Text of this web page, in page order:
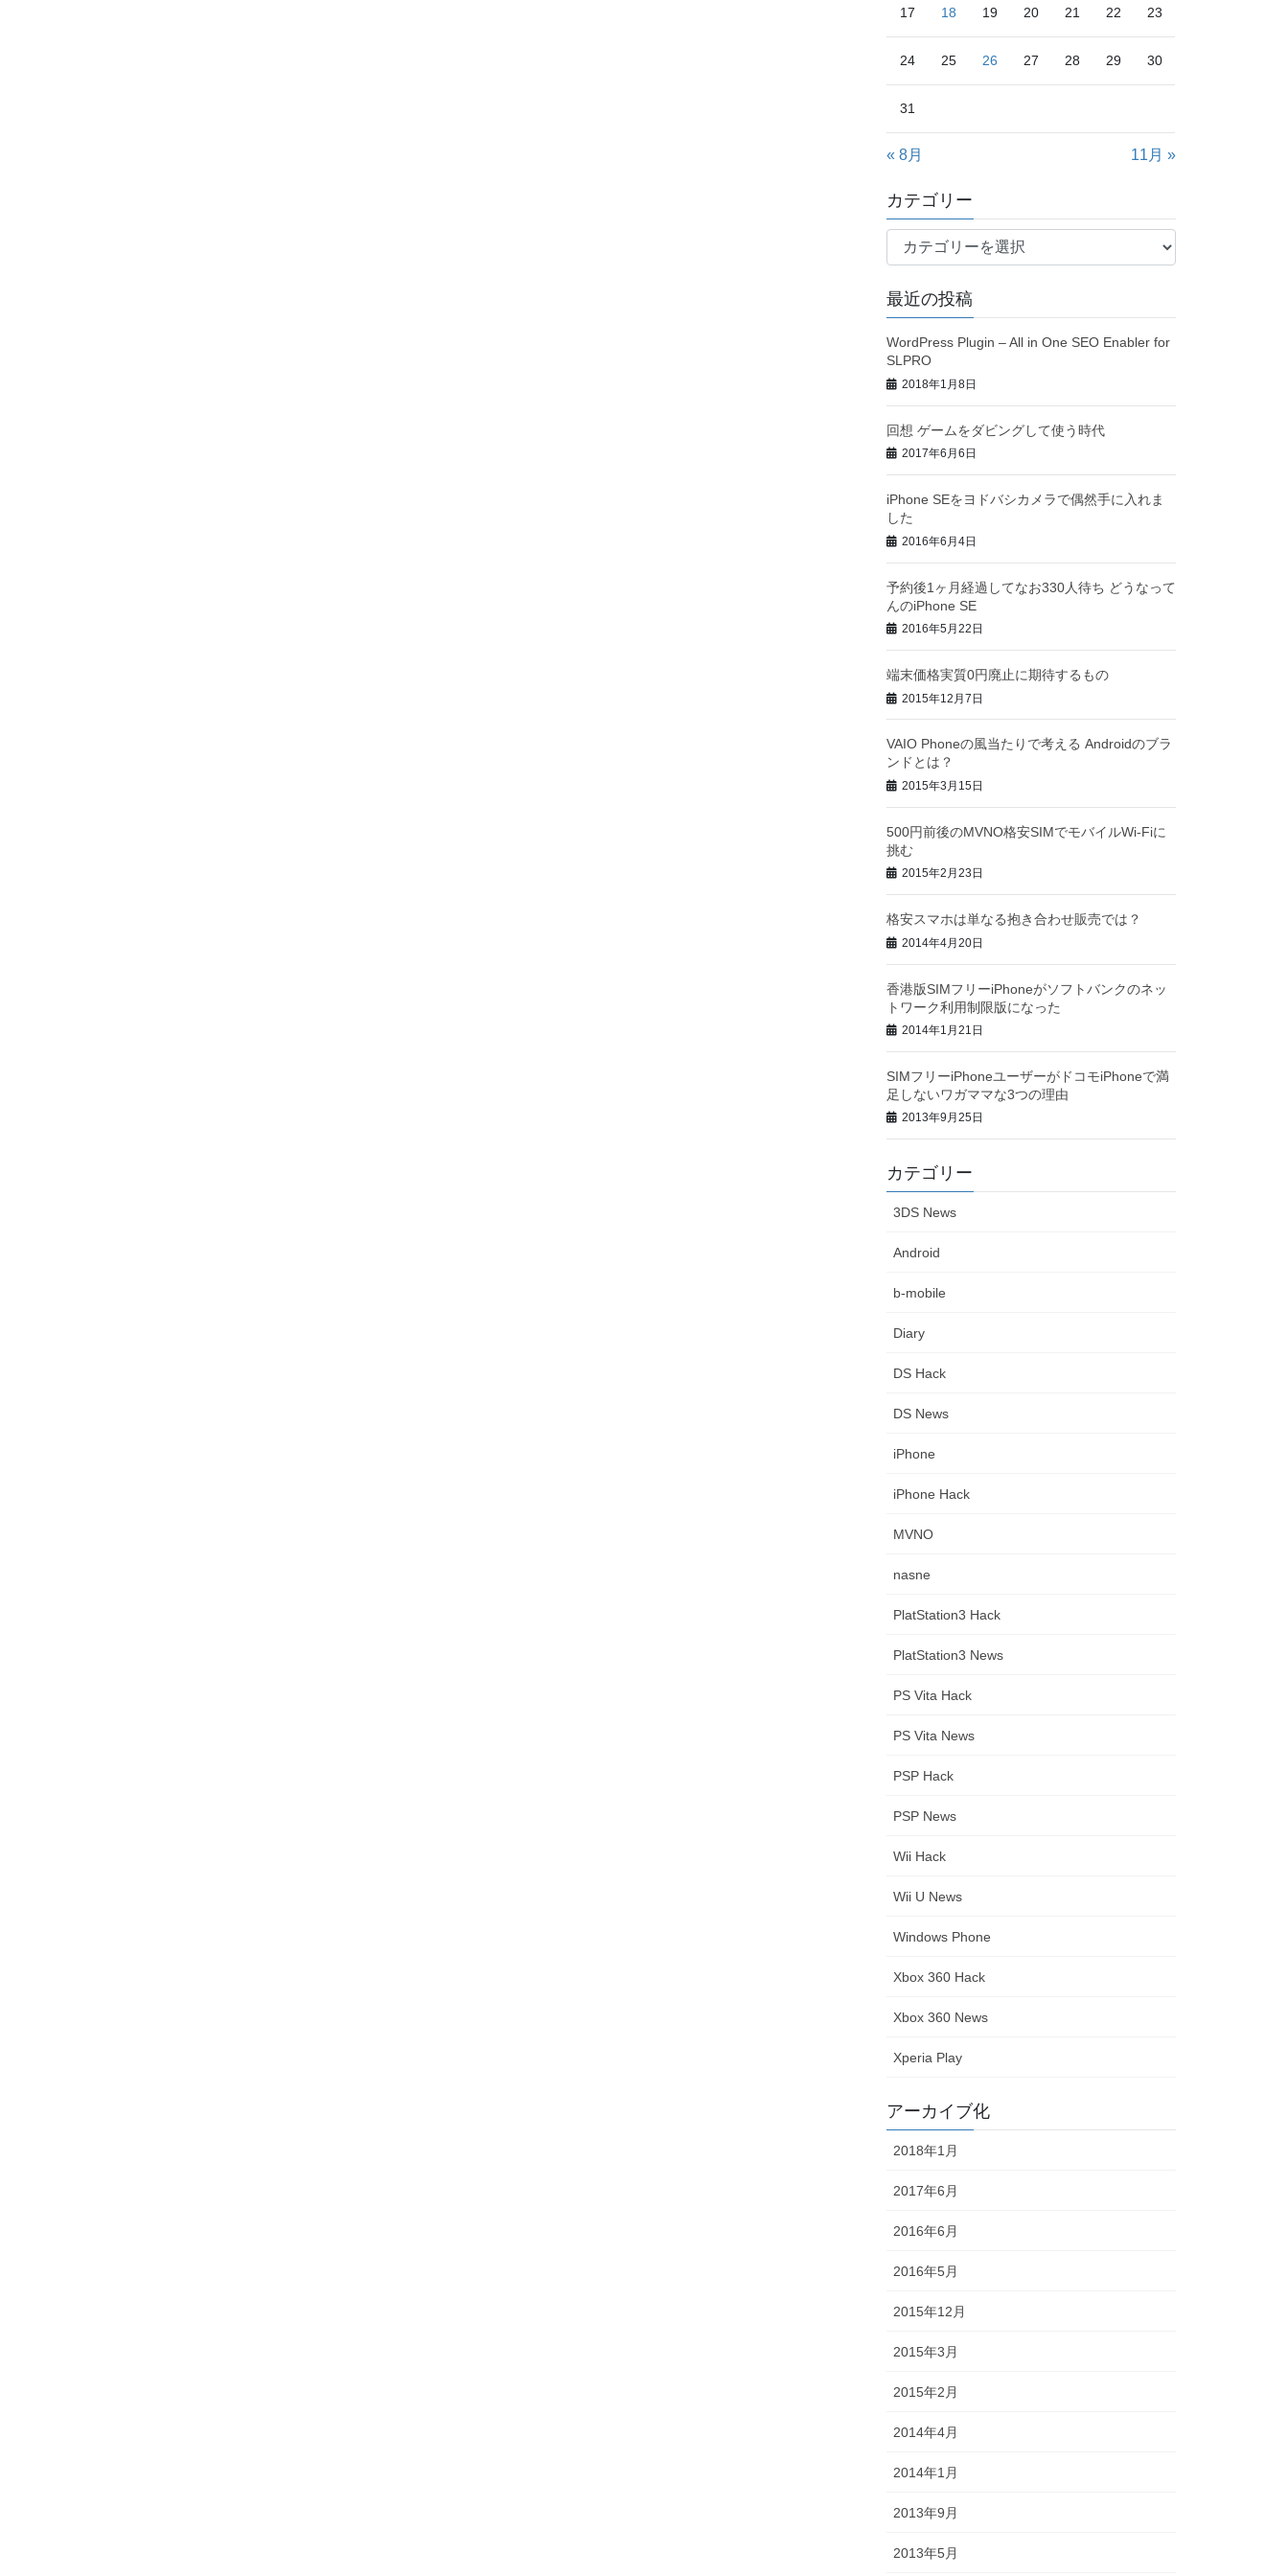
17 18 19 20 21 22 23
24 25 26 27 28 29 30
31
« 8月 11月 »
カテゴリー
テ
リ
最近の投稿
WordPress Plugin – All in One SEO Enabler for
SLPRO
2018年1月8日
回想 ゲームをダビングして使う時代
2017年6月6日
iPhone SEをヨドバシカメラで偶然手に入れま
した
2016年6月4日
予約後1ヶ月経過してなお330人待ち どうなって
んのiPhone SE
2016年5月22日
端末価格実質0円廃止に期待するもの
2015年12月7日
VAIO Phoneの風当たりで考える Androidのブラ
ンドとは？
2015年3月15日
500円前後のMVNO格安SIMでモバイルWi-Fiに
挑む
2015年2月23日
格安スマホは単なる抱き合わせ販売では？
2014年4月20日
香港版SIMフリーiPhoneがソフトバンクのネッ
トワーク利用制限版になった
2014年1月21日
SIMフリーiPhoneユーザーがドコモiPhoneで満
足しないワガママな3つの理由
2013年9月25日
カテゴリー
3DS News
Android
b-mobile
Diary
DS Hack
DS News
iPhone
iPhone Hack
MVNO
nasne
PlatStation3 Hack
PlatStation3 News
PS Vita Hack
PS Vita News
PSP Hack
PSP News
Wii Hack
Wii U News
Windows Phone
Xbox 360 Hack
Xbox 360 News
Xperia Play
アーカイブ化
2018年1月
2017年6月
2016年6月
2016年5月
2015年12月
2015年3月
2015年2月
2014年4月
2014年1月
2013年9月
2013年5月